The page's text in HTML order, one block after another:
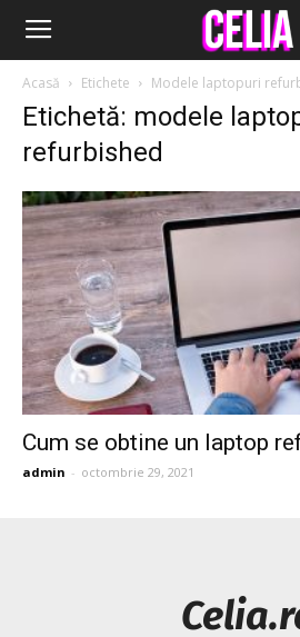
Acasă Etichete Modele laptopuri
Etichetă: modele
refurbished
Cum se obtine un laptop
admin - octombrie 29, 2021